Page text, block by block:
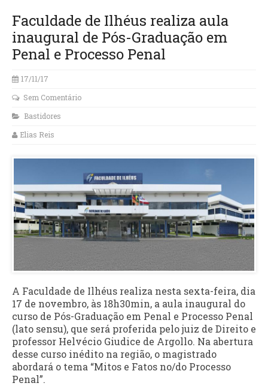
Faculdade de Ilhéus realiza aula
inaugural de Pós-Graduação em
Penal e Processo Penal
17/11/17
Sem Comentário
Bastidores
Elias Reis
A Faculdade de Ilhéus realiza nesta sexta-feira, dia
17 de novembro, às 18h30min, a aula inaugural do
curso de Pós-Graduação em Penal e Processo Penal
(lato sensu), que será proferida pelo juiz de Direito e
professor Helvécio Giudice de Argollo. Na abertura
desse curso inédito na região, o magistrado
abordará o tema “Mitos e Fatos no/do Processo
Penal”.